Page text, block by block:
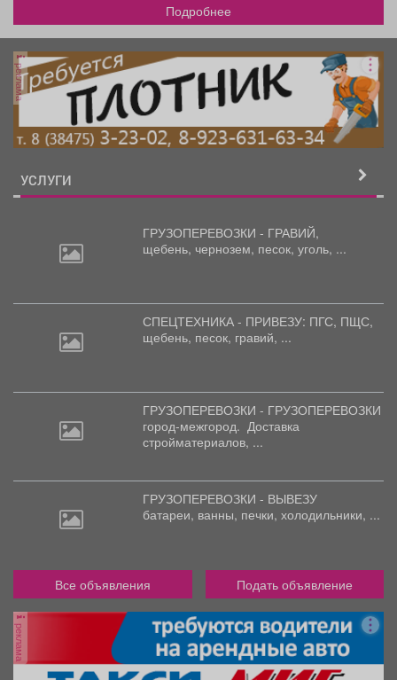
Подробнее
реклама
УСЛУГИ
ГРУЗОПЕРЕВОЗКИ - ГРАВИЙ,
щебень, чернозем, песок, уголь, ...
СПЕЦТЕХНИКА - ПРИВЕЗУ: ПГС, ПЩС,
щебень, песок, гравий, ...
ГРУЗОПЕРЕВОЗКИ - ГРУЗОПЕРЕВОЗКИ
город-межгород. Доставка
стройматериалов, ...
ГРУЗОПЕРЕВОЗКИ - ВЫВЕЗУ
батареи, ванны, печки, холодильники, ...
Все объявления Подать объявление
реклама